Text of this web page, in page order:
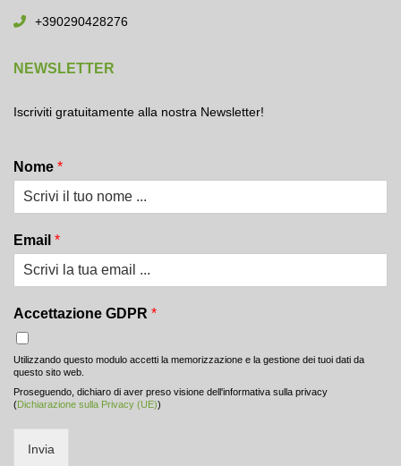
+390290428276
NEWSLETTER
Iscriviti gratuitamente alla nostra Newsletter!
Nome *
Email *
Accettazione GDPR *
Utilizzando questo modulo accetti la memorizzazione e la gestione dei tuoi dati da
questo sito web.
Proseguendo, dichiaro di aver preso visione dell'informativa sulla privacy
(Dichiarazione sulla Privacy (UE))
Invia